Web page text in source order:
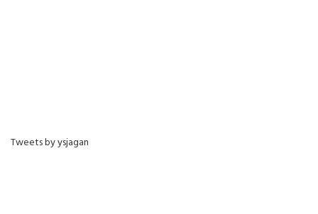
Tweets by ysjagan